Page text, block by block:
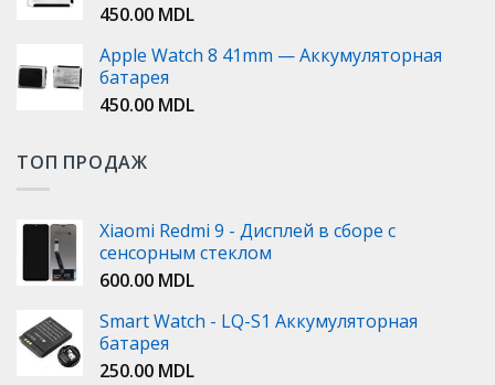
450.00 MDL
Apple Watch 8 41mm — Аккумуляторная
батарея
450.00 MDL
ТОП ПРОДАЖ
Xiaomi Redmi 9 - Дисплей в сборе с
сенсорным стеклом
600.00 MDL
Smart Watch - LQ-S1 Аккумуляторная
батарея
250.00 MDL